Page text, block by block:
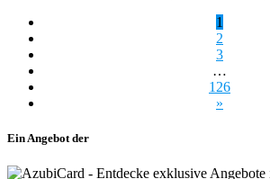
1
2
3
…
126
»
Ein Angebot der